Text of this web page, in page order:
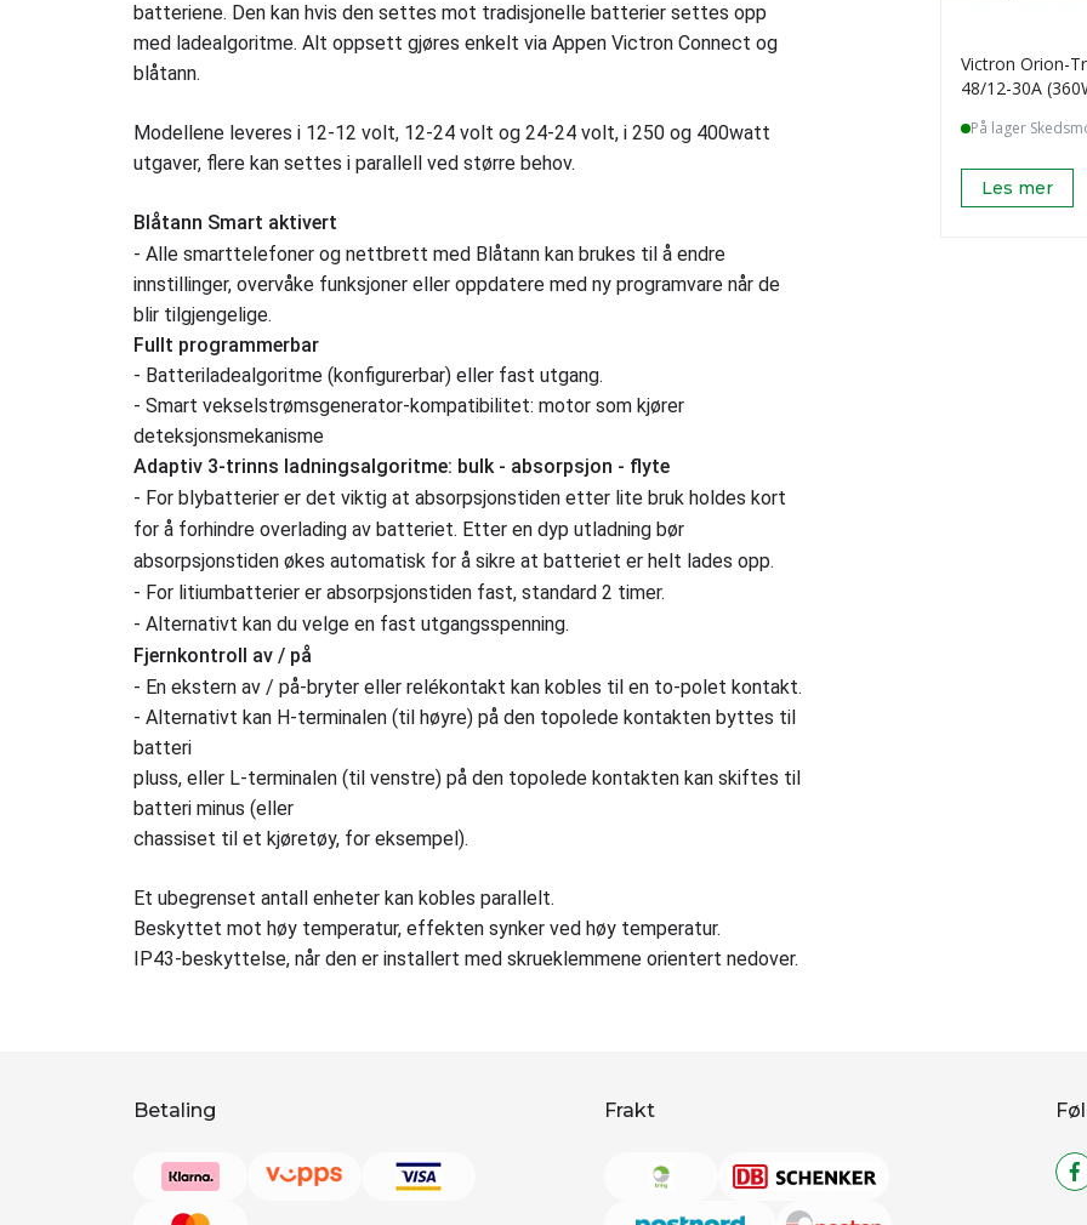
batteriene. Den kan hvis den settes mot tradisjonelle batterier settes opp
med ladealgoritme. Alt oppsett gjøres enkelt via Appen Victron Connect og
blåtann.
Modellene leveres i 12-12 volt, 12-24 volt og 24-24 volt, i 250 og 400watt
utgaver, flere kan settes i parallell ved større behov.
Blåtann Smart aktivert
- Alle smarttelefoner og nettbrett med Blåtann kan brukes til å endre
innstillinger, overvåke funksjoner eller oppdatere med ny programvare når de
blir tilgjengelige.
Fullt programmerbar
- Batteriladealgoritme (konfigurerbar) eller fast utgang.
- Smart vekselstrømsgenerator-kompatibilitet: motor som kjører
deteksjonsmekanisme
Adaptiv 3-trinns ladningsalgoritme: bulk - absorpsjon - flyte
- For blybatterier er det viktig at absorpsjonstiden etter lite bruk holdes kort
for å forhindre overlading av batteriet. Etter en dyp utladning bør
absorpsjonstiden økes automatisk for å sikre at batteriet er helt lades opp.
- For litiumbatterier er absorpsjonstiden fast, standard 2 timer.
- Alternativt kan du velge en fast utgangsspenning.
Fjernkontroll av / på
- En ekstern av / på-bryter eller relékontakt kan kobles til en to-polet kontakt.
- Alternativt kan H-terminalen (til høyre) på den topolede kontakten byttes til
batteri
pluss, eller L-terminalen (til venstre) på den topolede kontakten kan skiftes til
batteri minus (eller
chassiset til et kjøretøy, for eksempel).
Et ubegrenset antall enheter kan kobles parallelt.
Beskyttet mot høy temperatur, effekten synker ved høy temperatur.
IP43-beskyttelse, når den er installert med skrueklemmene orientert nedover.
Victron Orion-
48/12-30A
På lager
Les mer
Betaling Frakt